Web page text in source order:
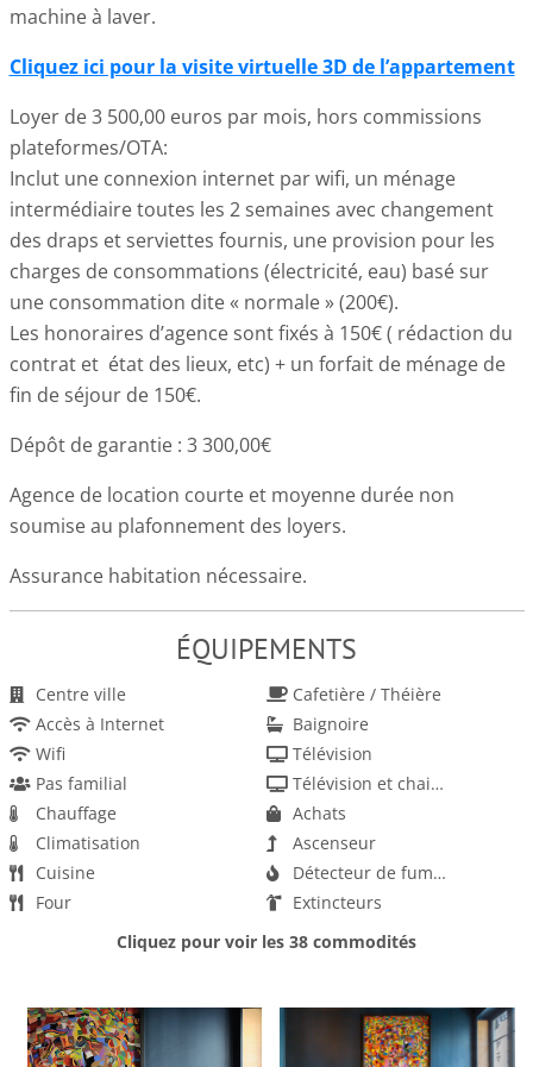
machine à laver.
Cliquez ici pour la visite virtuelle 3D de l’appartement
Loyer de 3 500,00 euros par mois, hors commissions
plateformes/OTA:
Inclut une connexion internet par wifi, un ménage
intermédiaire toutes les 2 semaines avec changement
des draps et serviettes fournis, une provision pour les
charges de consommations (électricité, eau) basé sur
une consommation dite « normale » (200€).
Les honoraires d’agence sont fixés à 150€ ( rédaction du
contrat et état des lieux, etc) + un forfait de ménage de
fin de séjour de 150€.
Dépôt de garantie : 3 300,00€
Agence de location courte et moyenne durée non
soumise au plafonnement des loyers.
Assurance habitation nécessaire.
ÉQUIPEMENTS
Centre ville
Accès à Internet
Wifi
Pas familial
Chauffage
Climatisation
Cuisine
Four
Four micro-ondes
Poêle
Réfrigérateur
Cafetière / Théière
Baignoire
Télévision
Télévision et chaines par satellite
Achats
Ascenseur
Détecteur de fumée
Extincteurs
Dépôt des bagages
Fer et planche
Cliquez pour voir les 38 commodités